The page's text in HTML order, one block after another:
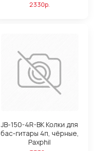
2330р.
JB-150-4R-BK Колки для
бас-гитары 4п, чёрные,
Paxphil